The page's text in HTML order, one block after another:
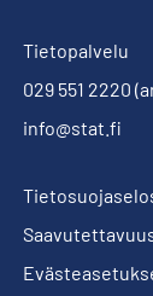
Tietopalvelu
029 551 2220
info@stat.fi